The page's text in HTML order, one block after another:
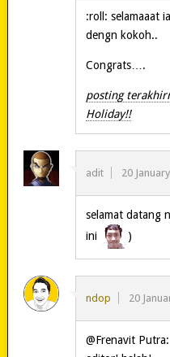
:roll: selamaaat
dengn kokoh..
Congrats….
posting
Holiday!!
adit 20
selamat datang
ini
)
ndop 20
@Frenavit